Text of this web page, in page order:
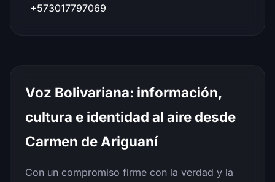
+573017797069
Voz Bolivariana: información,
cultura e identidad al aire desde
Carmen de Ariguaní
Con un compromiso firme con la verdad y la